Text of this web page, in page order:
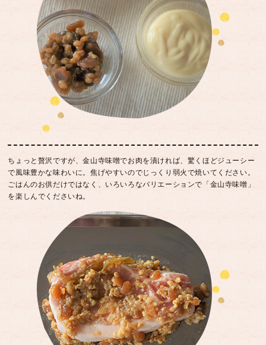
ちょっと贅沢ですが、金山寺味噌でお肉を漬ければ、驚くほどジューシー
で風味豊かな味わいに。焦げやすいのでじっくり弱火で焼いてください。
ごはんのお供だけではなく、いろいろなバリエーションで「金山寺味噌」
を楽しんでくださいね。